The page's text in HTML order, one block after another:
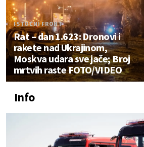
ISTOČNI FRONT
Rat – dan 1.623: Dronovi i
rakete nad Ukrajinom,
Moskva udara sve jače; Broj
mrtvih raste FOTO/VIDEO
Info